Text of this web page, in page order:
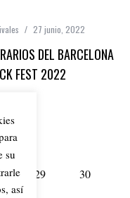
27 junio, 2022
DEL BARCELONA
FEST 2022
29 30
su
así